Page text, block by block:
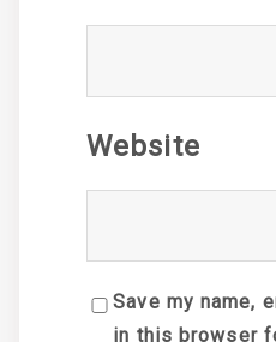
Website
Save my name,
in this browser